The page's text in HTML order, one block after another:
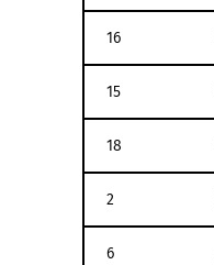
16
15
18
2
6